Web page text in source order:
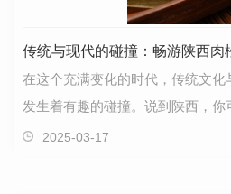
传统与现代的碰撞：畅游陕西肉
在这个充满变化的时代，传统文
发生着有趣的碰撞。说到陕西，你
城墙，但..我们要聊的是一种美食
2025-03-17